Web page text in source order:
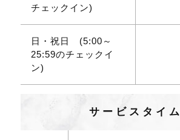
チェックイン)
日・祝日 (5:00～
25:59のチェックイ
ン)
サービスタイム